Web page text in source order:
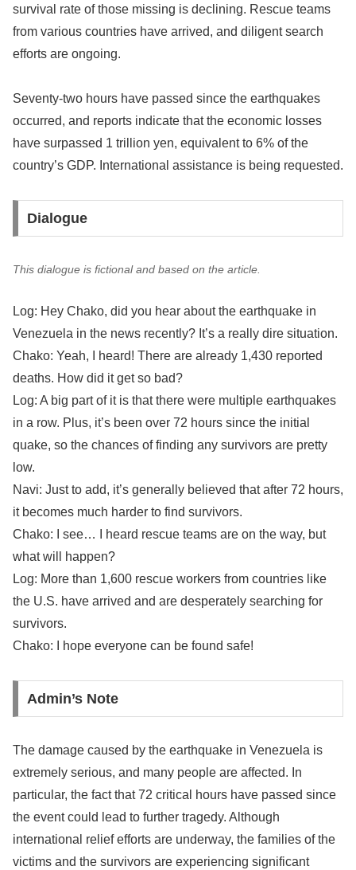
survival rate of those missing is declining. Rescue teams
from various countries have arrived, and diligent search
efforts are ongoing.
Seventy-two hours have passed since the earthquakes
occurred, and reports indicate that the economic losses
have surpassed 1 trillion yen, equivalent to 6% of the
country’s GDP. International assistance is being requested.
Dialogue
This dialogue is fictional and based on the article.
Log: Hey Chako, did you hear about the earthquake in
Venezuela in the news recently? It’s a really dire situation.
Chako: Yeah, I heard! There are already 1,430 reported
deaths. How did it get so bad?
Log: A big part of it is that there were multiple earthquakes
in a row. Plus, it’s been over 72 hours since the initial
quake, so the chances of finding any survivors are pretty
low.
Navi: Just to add, it’s generally believed that after 72 hours,
it becomes much harder to find survivors.
Chako: I see… I heard rescue teams are on the way, but
what will happen?
Log: More than 1,600 rescue workers from countries like
the U.S. have arrived and are desperately searching for
survivors.
Chako: I hope everyone can be found safe!
Admin’s Note
The damage caused by the earthquake in Venezuela is
extremely serious, and many people are affected. In
particular, the fact that 72 critical hours have passed since
the event could lead to further tragedy. Although
international relief efforts are underway, the families of the
victims and the survivors are experiencing significant